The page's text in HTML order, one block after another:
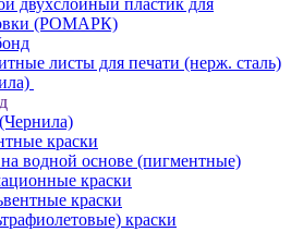
двухслойный пластик для
(РОМАРК)
листы для печати (нерж. сталь)
краски
водной основе (пигментные)
краски
краски
краски